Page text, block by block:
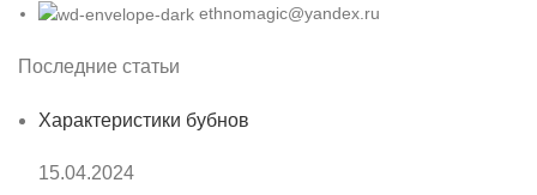
ethnomagic@yandex.ru
Последние статьи
Характеристики бубнов
15.04.2024